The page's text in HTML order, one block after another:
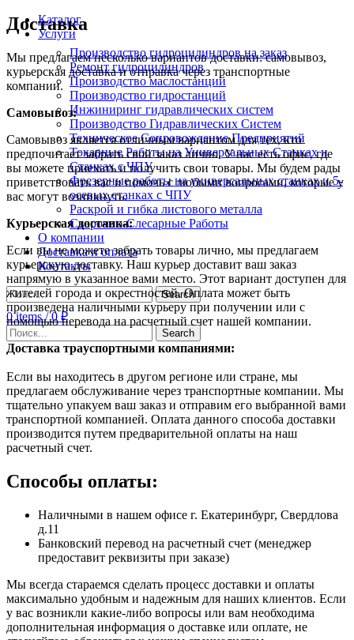
Каталог
Услуги
Производство гидроцилиндров на заказ
Ремонт гидроцилиндров
Производство маслостанций
Производство гидростанций
Инжиниринг гидравлических систем
Производство Гидравлических Систем
Техническое Сопровождение Предприятий
Токарные Работы на Универсальных Станках и
Станках с ЧПУ
Фрезерные работы на универсальных станках и 5-
осевых станках с ЧПУ
Раскрой и гибка листового металла
Сварочно-Слесарные Работы
О компании
Доставка и оплата
Контакты
Search
0items / 0 ₽
Search
Доставка
Мы предлагаем несколько вариантов доставки: самовывоз,
курьерская доставка и отправка через транспортные
компании.
Самовывоз:
Самовывоз является отличным вариантом для тех, кто
предпочитает забрать свой заказ лично. У нас есть офис, где
вы можете приехать и получить свои товары. Мы будем рады
приветствовать вас и помочь с любыми вопросами, которые у
вас могут возникнуть.
Курьерская доставка:
Если вы не можете забрать товары лично, мы предлагаем
курьерскую доставку. Наш курьер доставит ваш заказ
напрямую в указанное вами место. Этот вариант доступен для
жителей города и окрестностей. Оплата может быть
произведена наличными курьеру при получении или с
помощью перевода на расчетный счет нашей компании.
Доставка траyспортными компаниями:
Если вы находитесь в другом регионе или стране, мы
предлагаем обслуживание через транспортные компании. Мы
тщательно упакуем ваш заказ и отправим его выбранной вами
транспортной компанией. Оплата данного способа доставки
производится путем предварительной оплаты на наш
расчетный счет.
Способы оплаты:
Наличными в нашем офисе г. Екатеринбург, Свердлова
д.11
Банковский перевод на расчетный счет (менеджер
предоставит реквизиты при заказе)
Мы всегда стараемся сделать процесс доставки и оплаты
максимально удобным и надежным для наших клиентов. Если
у вас возникли какие-либо вопросы или вам необходима
дополнительная информация о доставке или оплате, не